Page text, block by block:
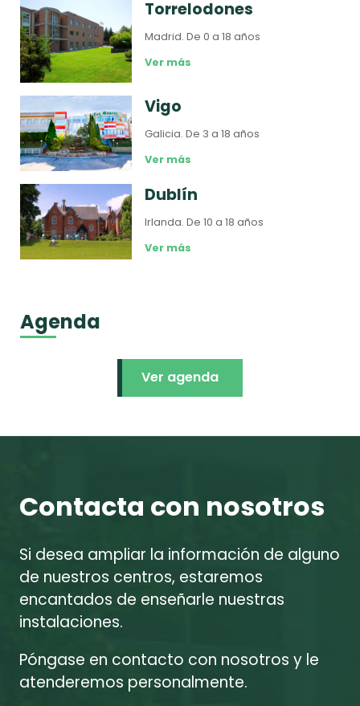
Torrelodones
Madrid.De 0 a 18 años
Ver más
Vigo
Galicia.De 3 a 18 años
Ver más
Dublín
Irlanda.De 10 a 18 años
Ver más
Agenda
Ver agenda
Contacta con nosotros
Si desea ampliar la información de alguno
de nuestros centros, estaremos
encantados de enseñarle nuestras
instalaciones.
Póngase en contacto con nosotros y le
atenderemos personalmente.